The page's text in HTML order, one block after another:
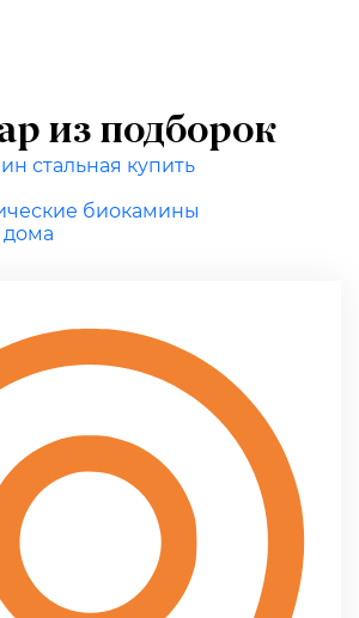
из подборок
стальная купить
биокамины